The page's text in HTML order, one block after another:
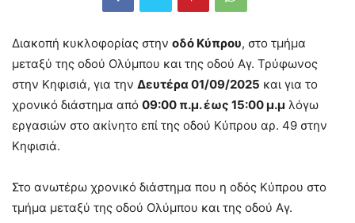
Διακοπή κυκλοφορίας στην οδό Κύπρου, στο τμήμα
μεταξύ της οδού Ολύμπου και της οδού Αγ. Τρύφωνος
στην Κηφισιά, για την Δευτέρα 01/09/2025 και για το
χρονικό διάστημα από 09:00 π.μ. έως 15:00 μ.μ λόγω
εργασιών στο ακίνητο επί της οδού Κύπρου αρ. 49 στην
Κηφισιά.
Στο ανωτέρω χρονικό διάστημα που η οδός Κύπρου στο
τμήμα μεταξύ της οδού Ολύμπου και της οδού Αγ.